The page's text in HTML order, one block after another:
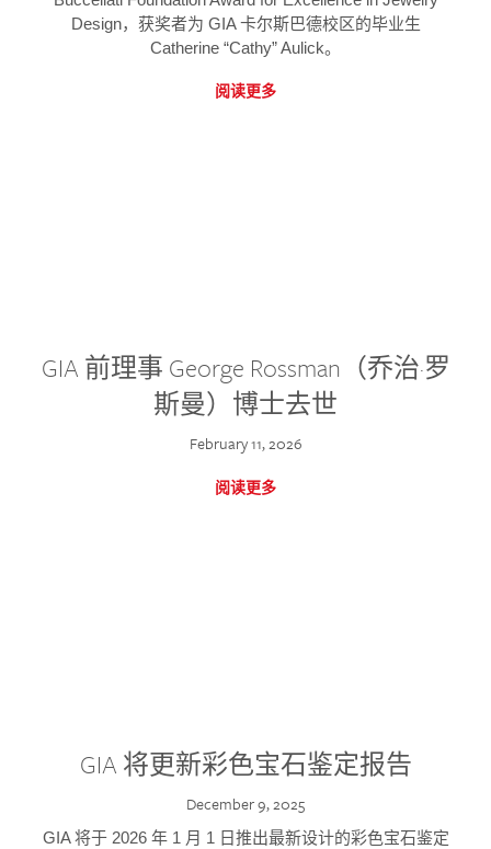
Design，获奖者为 GIA 卡尔斯巴德校区的毕业生
Catherine “Cathy” Aulick。
阅读更多
GIA 前理事 George Rossman（乔治·罗
斯曼）博士去世
February 11, 2026
阅读更多
GIA 将更新彩色宝石鉴定报告
December 9, 2025
GIA 将于 2026 年 1 月 1 日推出最新设计的彩色宝石鉴定